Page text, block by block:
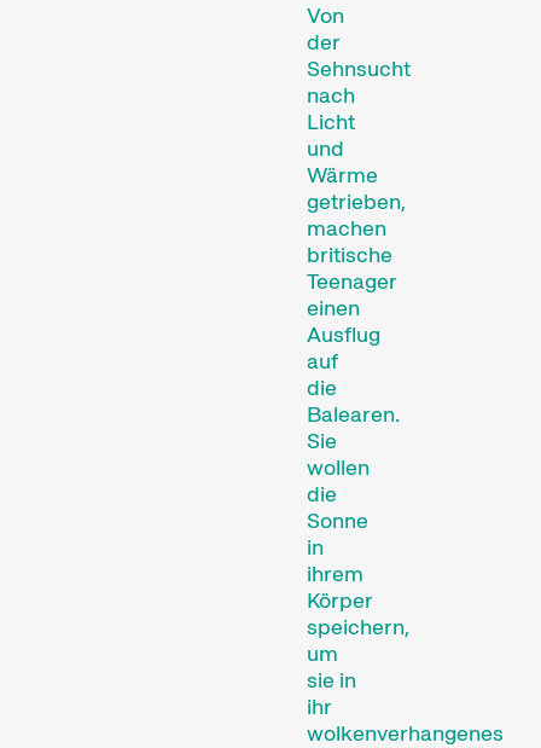
Von
der
Sehnsucht
nach
Licht
und
Wärme
getrieben,
machen
britische
Teenager
einen
Ausflug
auf
die
Balearen.
Sie
wollen
die
Sonne
in
ihrem
Körper
speichern,
um
sie in
ihr
wolkenverhangenes
Phänomen oder einen
künstlerischen Trend.
Person im Fokus
Das künstlerische Wirken
einer filmschaffenden
Person wird ins
Rampenlicht gestellt.
Spezialprogramme
Kurzfilmprogramme zu
Themen, die unseren